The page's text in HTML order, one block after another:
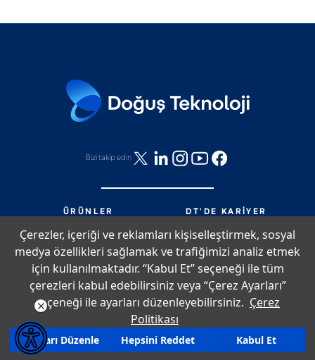
Çerezler, içeriği ve reklamları kişiselleştirmek, sosyal
medya özellikleri sağlamak ve trafiğimizi analiz etmek
için kullanılmaktadır. “Kabul Et” seçeneği ile tüm
çerezleri kabul edebilirsiniz veya “Çerez Ayarları”
seçeneği ile ayarları düzenleyebilirsiniz. Çerez
Politikası
Ayarları Düzenle Hepsini Reddet Kabul Et
Bizi takip edin
ÜRÜNLER
DT'DE KARIYER
HIZMETLER
DT'DE NELER OLUYOR?
PARTNERLIK
BIZE ULAŞIN
DT'DE YAŞAM
SITE HARITASI
Copyright © 2026 Doğuş Teknoloji. Tüm hakları saklıdır.
Çerez PolitikasıBilgi Toplumu Hizmetleri Aydınlatma Metni